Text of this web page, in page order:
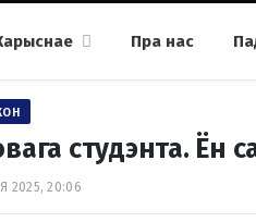
Пра нас
студэнта. Ён
2025, 20:06